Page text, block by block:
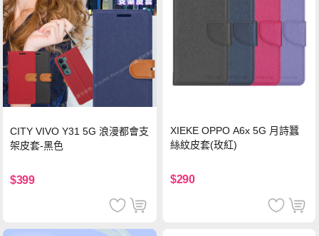
CITY VIVO Y31 5G 浪漫都會支
架皮套-黑色
$399
XIEKE OPPO A6x 5G 月詩蠶
絲紋皮套(玫紅)
$290